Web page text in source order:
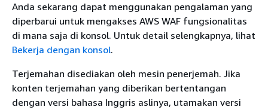
Anda sekarang dapat menggunakan pengalaman yang
diperbarui untuk mengakses AWS WAF fungsionalitas
di mana saja di konsol. Untuk detail selengkapnya, lihat
Bekerja dengan konsol.
Terjemahan disediakan oleh mesin penerjemah. Jika
konten terjemahan yang diberikan bertentangan
dengan versi bahasa Inggris aslinya, utamakan versi